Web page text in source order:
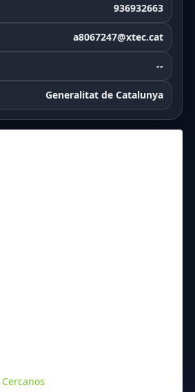
936932663
a8067247@xtec.cat
--
Generalitat de Catalunya